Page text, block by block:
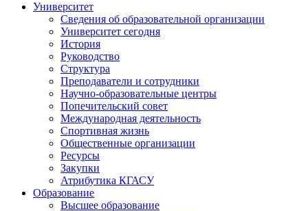
Университет
Сведения об образовательной организации
Университет сегодня
История
Руководство
Структура
Преподаватели и сотрудники
Научно-образовательные центры
Попечительский совет
Международная деятельность
Спортивная жизнь
Общественные организации
Ресурсы
Закупки
Атрибутика КГАСУ
Образование
Высшее образование